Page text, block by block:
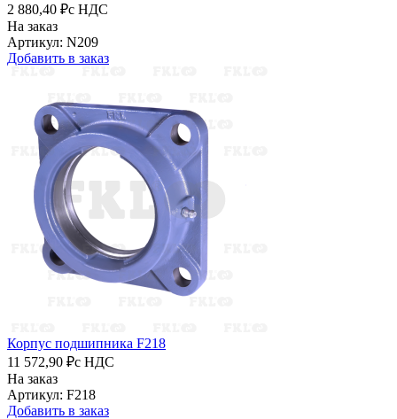
2 880,40 ₽с НДС
На заказ
Артикул: N209
Добавить в заказ
Корпус подшипника F218
11 572,90 ₽с НДС
На заказ
Артикул: F218
Добавить в заказ